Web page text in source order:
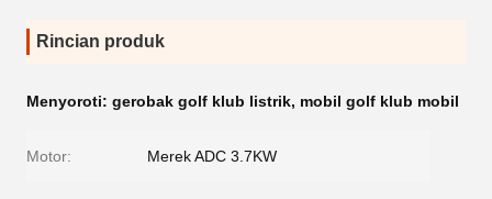
Rincian produk
Menyoroti: gerobak golf klub listrik, mobil golf klub mobil
Motor: Merek ADC 3.7KW